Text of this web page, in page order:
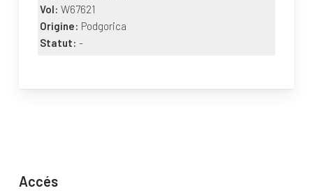
Vol: W67621
Origine: Podgorica
Statut: -
Accés